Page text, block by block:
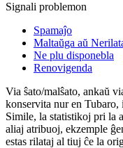
Signali problemon
Spamaĵo
Maltaŭga aŭ
Ne plu disponebla
Renovigenda
Via ŝato/malŝato, ankaŭ
konservita nur en Tubaro,
Simile, la statistikoj pri la
aliaj atribuoj, ekzemple
estas rilataj al tiuj ĉe la